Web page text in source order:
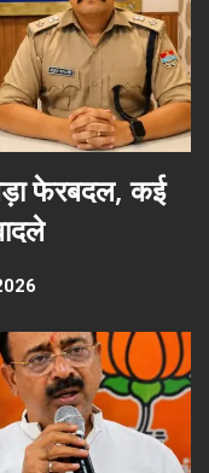
फेरबदल, कई